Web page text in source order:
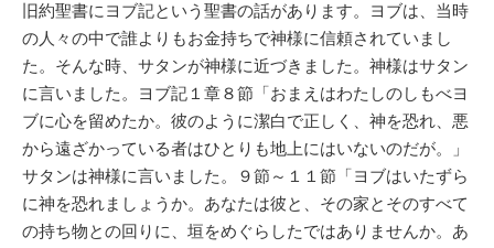
旧約聖書にヨブ記という聖書の話があります。ヨブは、当時
の人々の中で誰よりもお金持ちで神様に信頼されていまし
た。そんな時、サタンが神様に近づきました。神様はサタン
に言いました。ヨブ記１章８節「おまえはわたしのしもべヨ
ブに心を留めたか。彼のように潔白で正しく、神を恐れ、悪
から遠ざかっている者はひとりも地上にはいないのだが。」
サタンは神様に言いました。９節～１１節「ヨブはいたずら
に神を恐れましょうか。あなたは彼と、その家とそのすべて
の持ち物との回りに、垣をめぐらしたではありませんか。あ